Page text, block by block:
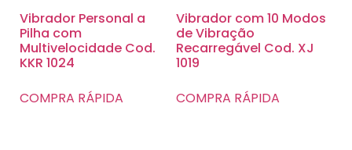
Vibrador Personal a
Pilha com
Multivelocidade Cod.
KKR 1024
COMPRA RÁPIDA
Vibrador com 10 Modos
de Vibração
Recarregável Cod. XJ
1019
COMPRA RÁPIDA